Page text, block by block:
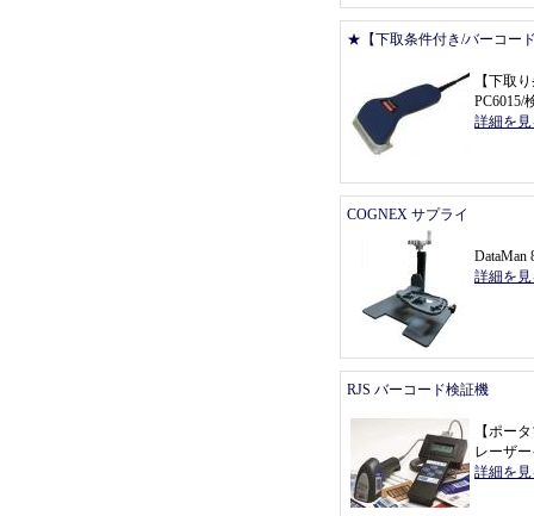
★【下取条件付き/バーコー
【下取
PC6015/
詳細を
COGNEX サプライ
詳細を
RJS バーコード検証機
【ポー
レーザ
詳細を